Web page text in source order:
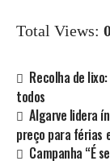
Total Views:
Recolha de
todos
Algarve lidera
preço para férias
Campanha “É